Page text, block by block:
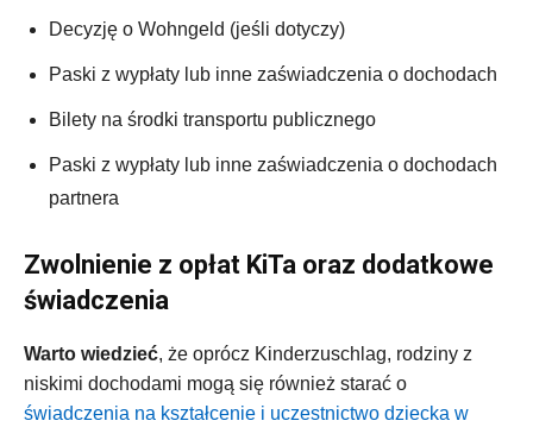
Decyzję o Wohngeld (jeśli dotyczy)
Paski z wypłaty lub inne zaświadczenia o dochodach
Bilety na środki transportu publicznego
Paski z wypłaty lub inne zaświadczenia o dochodach
partnera
Zwolnienie z opłat KiTa oraz dodatkowe
świadczenia
Warto wiedzieć, że oprócz Kinderzuschlag, rodziny z
niskimi dochodami mogą się również starać o
świadczenia na kształcenie i uczestnictwo dziecka w